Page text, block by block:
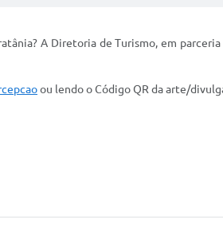
A Diretoria de Turismo, em
ou lendo o Código QR da arte/